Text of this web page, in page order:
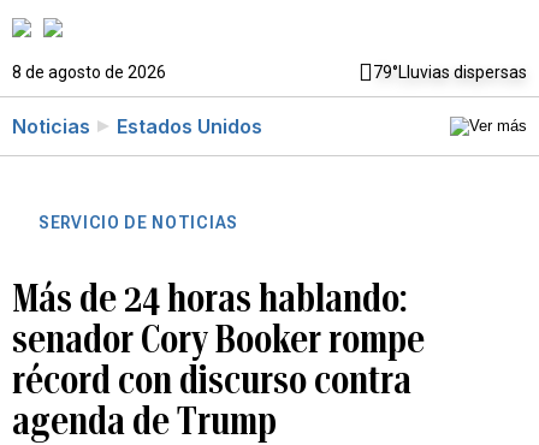
8 de agosto de 2026 79°Lluvias dispersas
Noticias Estados Unidos
SERVICIO DE NOTICIAS
Más de 24 horas hablando:
senador Cory Booker rompe
récord con discurso contra
agenda de Trump